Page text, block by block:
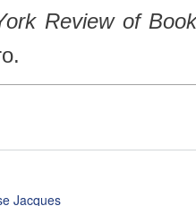
Review of